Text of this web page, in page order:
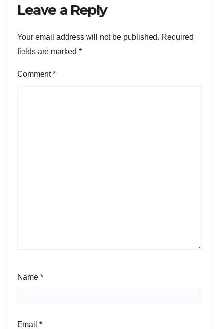
Leave a Reply
Your email address will not be published. Required
fields are marked *
Comment*
Name *
Email *